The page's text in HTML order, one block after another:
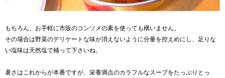
もちろん、お手軽に市販のコンソメの素を使っても構いません。
その場合は野菜のデリケートな味が消えないように分量を控えめにし、足りな
い塩味は天然塩で補って下さいね。
暑さはこれからが本番ですが、栄養満点のカラフルなスープをたっぷりとっ